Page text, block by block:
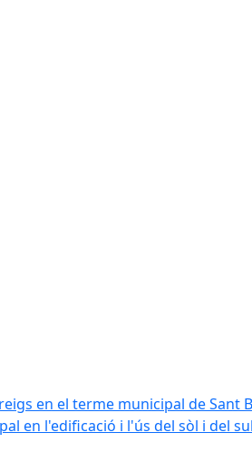
en el terme municipal de Sant
l'edificació i l'ús del sòl i del